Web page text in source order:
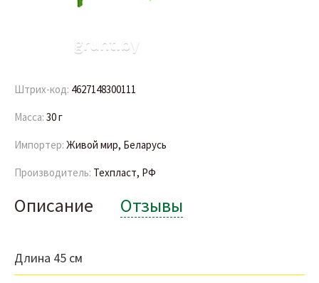
Штрих-код: 4627148300111
Масса: 30 г
Импортер: Живой мир, Беларусь
Производитель: Техпласт, РФ
Описание Отзывы
Длина 45 см